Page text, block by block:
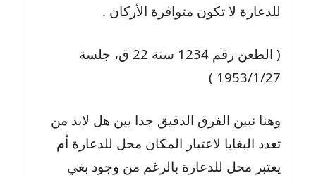
للدعارة لا تكون متوافرة الأركان .
( الطعن رقم 1234 سنة 22 ق، جلسة
1953/1/27 )
وهنا نبين الفرق الدقيق جدا بين هل لابد من
تعدد البغايا لاعتبار المكان محل للدعارة أم
يعتبر محل للدعارة بالرغم من وجود بغي